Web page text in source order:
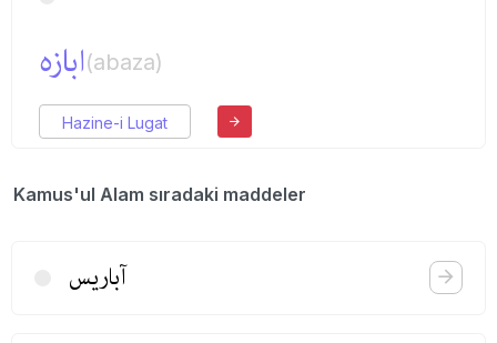
ابازه(abaza)
Hazine-i Lugat
Kamus'ul Alam sıradaki maddeler
آباریس